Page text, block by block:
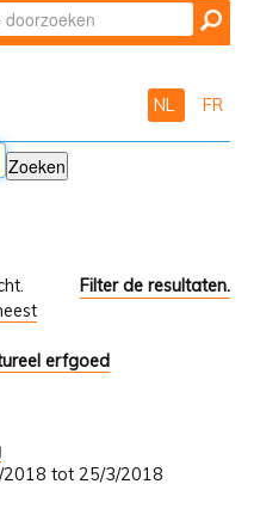
NL FR
Filter de resultaten.
erfgoed
2018 tot 25/3/2018